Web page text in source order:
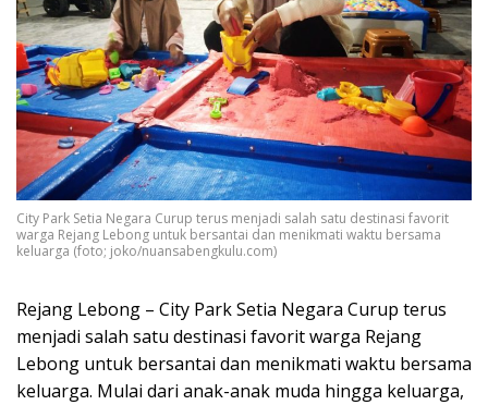
City Park Setia Negara Curup terus menjadi salah satu destinasi favorit
warga Rejang Lebong untuk bersantai dan menikmati waktu bersama
keluarga (foto; joko/nuansabengkulu.com)
Rejang Lebong – City Park Setia Negara Curup terus
menjadi salah satu destinasi favorit warga Rejang
Lebong untuk bersantai dan menikmati waktu bersama
keluarga. Mulai dari anak-anak muda hingga keluarga,